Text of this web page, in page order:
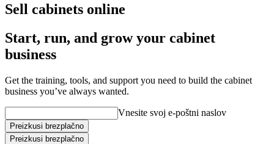
Sell cabinets online
Start, run, and grow your cabinet
business
Get the training, tools, and support you need to build the cabinet
business you’ve always wanted.
Vnesite svoj e-poštni naslov
Preizkusi brezplačno
Preizkusi brezplačno